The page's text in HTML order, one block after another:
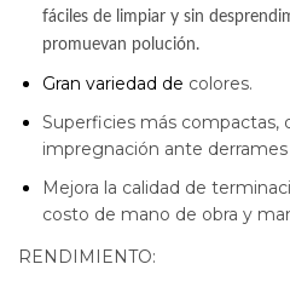
fáciles de limpiar y sin
promuevan polución.
Gran variedad de colores.
Superficies más compactas,
impregnación ante derrames
Mejora la calidad de
costo de mano de obra y
RENDIMIENTO: